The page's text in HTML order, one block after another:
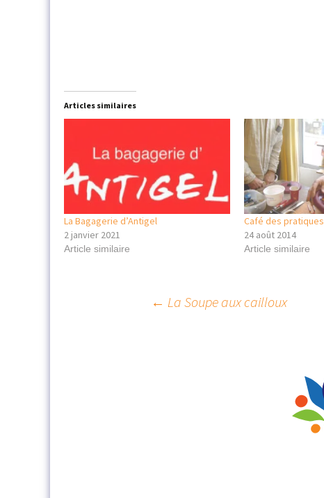
Articles similaires
La Bagagerie d’Antigel
2 janvier 2021
Article similaire
Café des pratiques
24 août 2014
Article similaire
Navigation
← La Soupe aux cailloux